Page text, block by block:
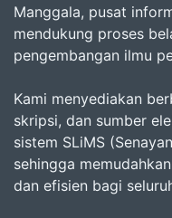
Manggala, pusat
mendukung proses
pengembangan ilmu
Kami menyediakan
skripsi, dan sumber
sistem SLiMS
sehingga
dan efisien bagi